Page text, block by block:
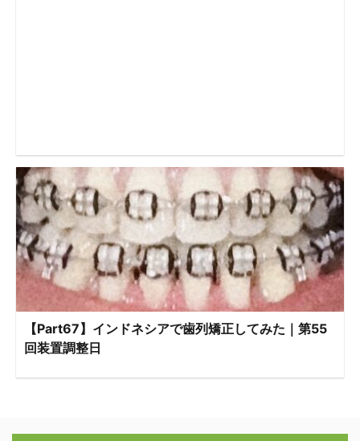
【Part67】インドネシアで歯列矯正してみた｜第55
回装置調整日